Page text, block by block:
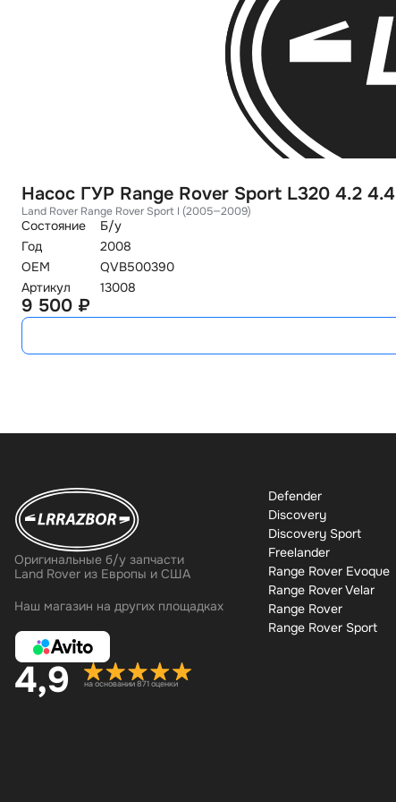
Насос ГУР Range Rover Sport L320 4.2 4.4
Land Rover Range Rover Sport I (2005—2009)
Состояние
Б/у
Год
2008
OEM
QVB500390
Артикул
13008
9 500 ₽
Оригинальные б/у запчасти
Land Rover из Европы и США
Наш магазин на других площадках
4,9 на основании 871 оценки
Defender
Discovery
Discovery Sport
Freelander
Range Rover Evoque
Range Rover Velar
Range Rover
Range Rover Sport